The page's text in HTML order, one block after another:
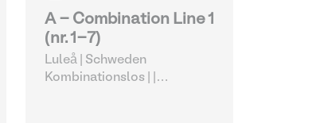
A - Combination Line 1
(nr. 1-7)
Luleå | Schweden
Kombinationslos |